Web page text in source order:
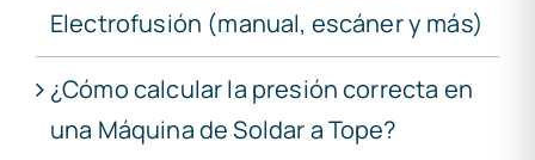
Electrofusión (manual, escáner y más)
¿Cómo calcular la presión correcta en
una Máquina de Soldar a Tope?